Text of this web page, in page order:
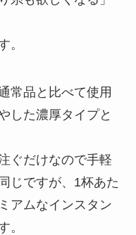
。
常品と比べて使用
した濃厚タイプと
ぐだけなので手軽
じですが、1杯あた
アムなインスタン
。